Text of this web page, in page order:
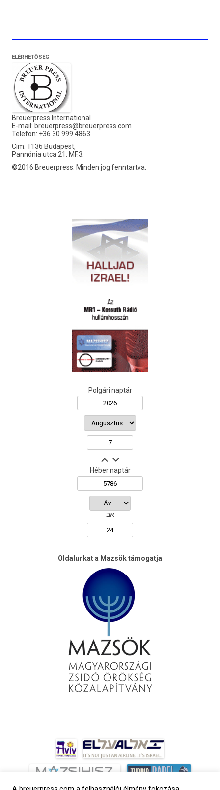
ELÉRHETŐSÉG
Breuerpress International
E-mail: breuerpress@breuerpress.com
Telefon: +36 30 999 4863
Cím: 1136 Budapest,
Pannónia utca 21. MF.3.
©2016 Breuerpress. Minden jog fenntartva.
Polgári naptár
Héber naptár
אב
Oldalunkat a Mazsök támogatja